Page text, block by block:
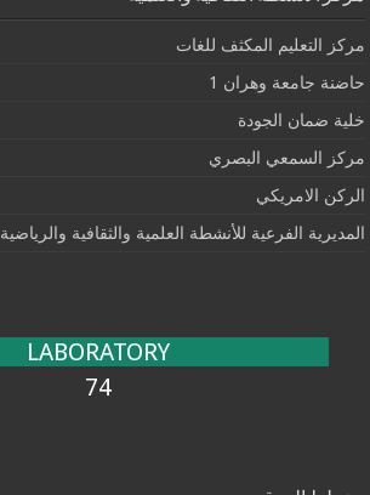
مركز التعليم المكثف للغات
حاضنة جامعة وهران 1
خلية ضمان الجودة
مركز السمعي البصري
الركن الامريكي
المديرية الفرعية للأنشطة العلمية والثقافية والرياضية
LABORATORY
74